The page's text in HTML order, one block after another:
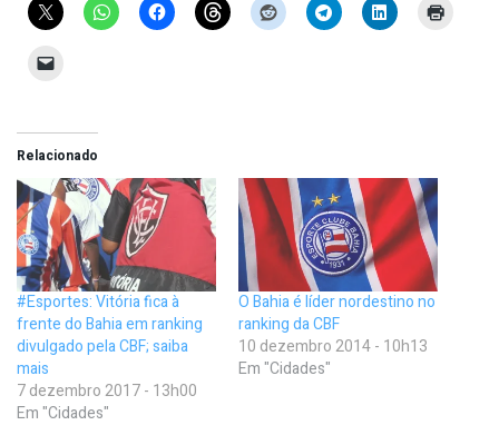
Relacionado
#Esportes: Vitória fica à
frente do Bahia em ranking
divulgado pela CBF; saiba
mais
7 dezembro 2017 - 13h00
Em "Cidades"
O Bahia é líder nordestino no
ranking da CBF
10 dezembro 2014 - 10h13
Em "Cidades"